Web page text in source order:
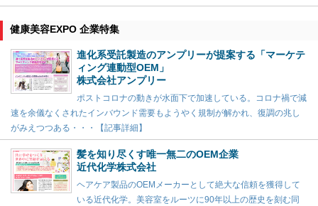
健康美容EXPO 企業特集
進化系受託製造のアンプリーが提案する「マーケテ
ィング連動型OEM」
株式会社アンプリー
ポストコロナの動きが水面下で加速している。コロナ禍で減
速を余儀なくされたインバウンド需要もようやく規制が解かれ、復調の兆し
がみえつつある・・・【記事詳細】
髪を知り尽くす唯一無二のOEM企業
近代化学株式会社
ヘアケア製品のOEMメーカーとして絶大な信頼を獲得して
いる近代化学。美容室をルーツに90年以上の歴史を刻む同